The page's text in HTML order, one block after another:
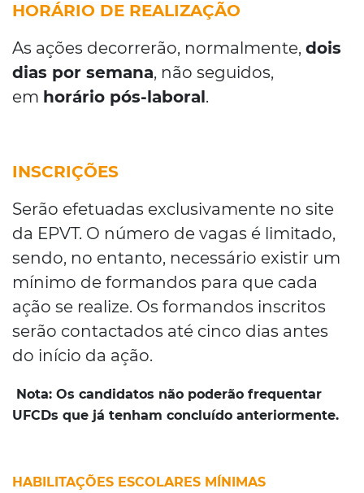
HORÁRIO DE REALIZAÇÃO
As ações decorrerão, normalmente, dois
dias por semana, não seguidos,
em horário pós-laboral.
INSCRIÇÕES
Serão efetuadas exclusivamente no site
da EPVT. O número de vagas é limitado,
sendo, no entanto, necessário existir um
mínimo de formandos para que cada
ação se realize. Os formandos inscritos
serão contactados até cinco dias antes
do início da ação.
Nota: Os candidatos não poderão frequentar
UFCDs que já tenham concluído anteriormente.
HABILITAÇÕES ESCOLARES MÍNIMAS